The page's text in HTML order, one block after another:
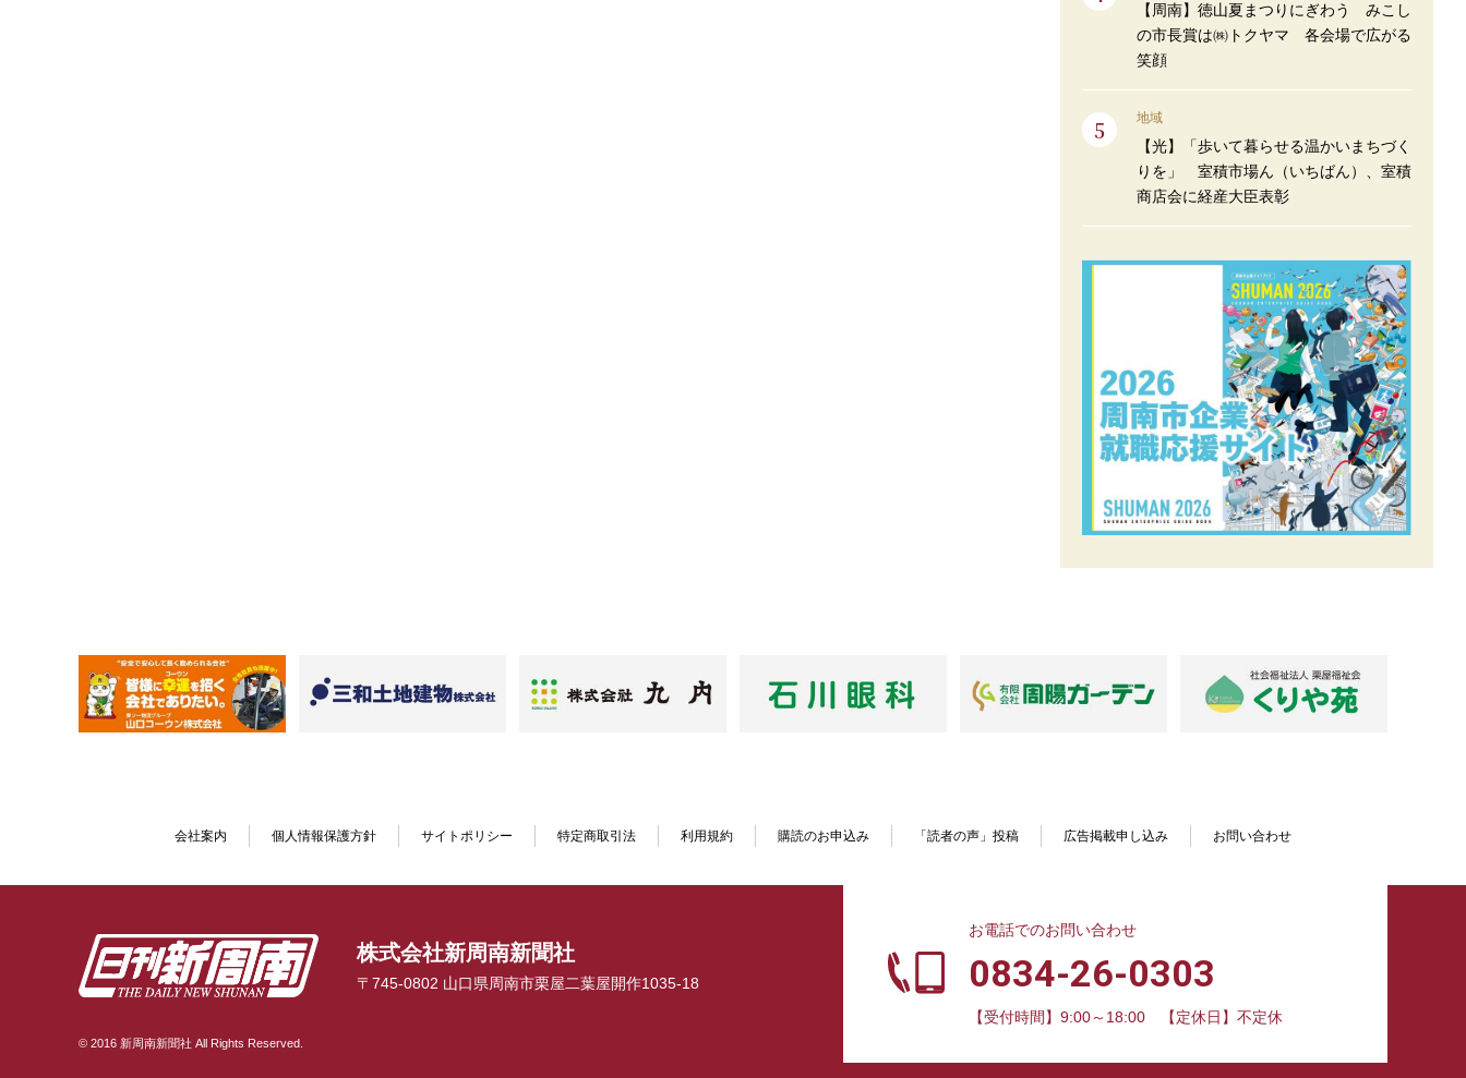
【周南】徳山夏まつりにぎわう みこし
の市長賞は㈱トクヤマ 各会場で広がる
笑顔
地域
【光】「歩いて暮らせる温かいまちづく
りを」 室積市場ん（いちばん）、室積
商店会に経産大臣表彰
会社案内 個人情報保護方針 サイトポリシー 特定商取引法 利用規約 購読のお申込み 「読者の声」投稿 広告掲載申し込み お問い合わせ
お電話でのお問い合わせ
0834-26-0303
【受付時間】9:00～18:00 【定休日】不定休
株式会社新周南新聞社
〒745-0802 山口県周南市栗屋二葉屋開作1035-18
© 2016 新周南新聞社 All Rights Reserved.